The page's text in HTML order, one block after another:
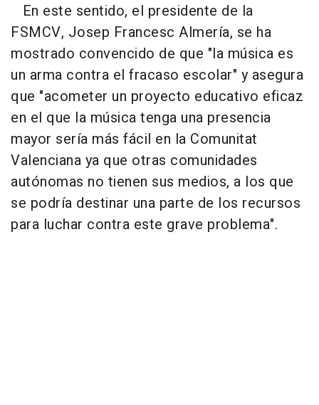
En este sentido, el presidente de la
FSMCV, Josep Francesc Almería, se ha
mostrado convencido de que "la música es
un arma contra el fracaso escolar" y asegura
que "acometer un proyecto educativo eficaz
en el que la música tenga una presencia
mayor sería más fácil en la Comunitat
Valenciana ya que otras comunidades
autónomas no tienen sus medios, a los que
se podría destinar una parte de los recursos
para luchar contra este grave problema".